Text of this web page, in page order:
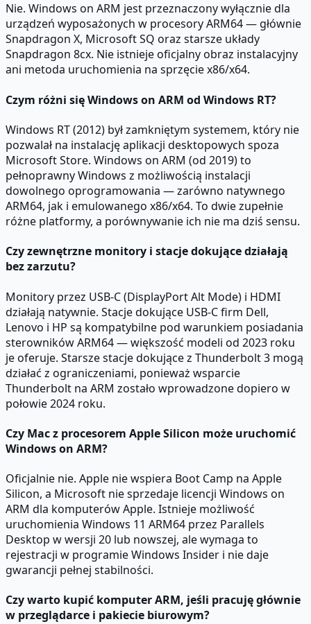
Nie. Windows on ARM jest przeznaczony wyłącznie dla
urządzeń wyposażonych w procesory ARM64 — głównie
Snapdragon X, Microsoft SQ oraz starsze układy
Snapdragon 8cx. Nie istnieje oficjalny obraz instalacyjny
ani metoda uruchomienia na sprzęcie x86/x64.
Czym różni się Windows on ARM od Windows RT?
Windows RT (2012) był zamkniętym systemem, który nie
pozwalał na instalację aplikacji desktopowych spoza
Microsoft Store. Windows on ARM (od 2019) to
pełnoprawny Windows z możliwością instalacji
dowolnego oprogramowania — zarówno natywnego
ARM64, jak i emulowanego x86/x64. To dwie zupełnie
różne platformy, a porównywanie ich nie ma dziś sensu.
Czy zewnętrzne monitory i stacje dokujące działają
bez zarzutu?
Monitory przez USB-C (DisplayPort Alt Mode) i HDMI
działają natywnie. Stacje dokujące USB-C firm Dell,
Lenovo i HP są kompatybilne pod warunkiem posiadania
sterowników ARM64 — większość modeli od 2023 roku
je oferuje. Starsze stacje dokujące z Thunderbolt 3 mogą
działać z ograniczeniami, ponieważ wsparcie
Thunderbolt na ARM zostało wprowadzone dopiero w
połowie 2024 roku.
Czy Mac z procesorem Apple Silicon może uruchomić
Windows on ARM?
Oficjalnie nie. Apple nie wspiera Boot Camp na Apple
Silicon, a Microsoft nie sprzedaje licencji Windows on
ARM dla komputerów Apple. Istnieje możliwość
uruchomienia Windows 11 ARM64 przez Parallels
Desktop w wersji 20 lub nowszej, ale wymaga to
rejestracji w programie Windows Insider i nie daje
gwarancji pełnej stabilności.
Czy warto kupić komputer ARM, jeśli pracuję głównie
w przeglądarce i pakiecie biurowym?